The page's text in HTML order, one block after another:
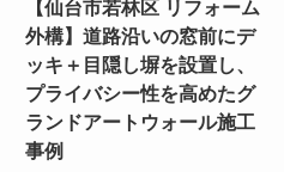
【仙台市若林区 リフォーム
外構】道路沿いの窓前にデ
ッキ＋目隠し塀を設置し、
プライバシー性を高めたグ
ランドアートウォール施工
事例